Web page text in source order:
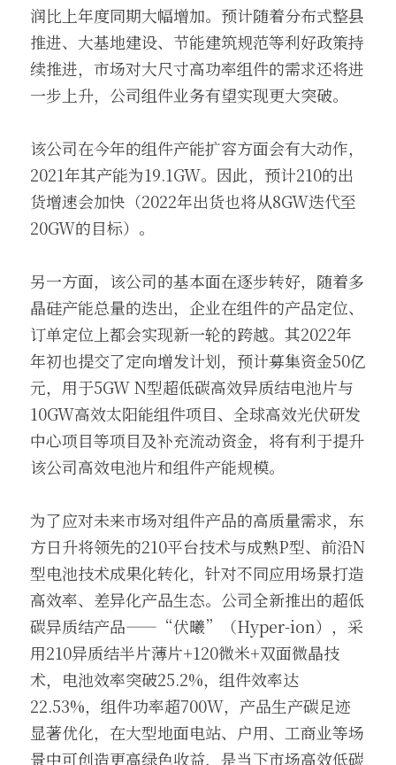
润比上年度同期大幅增加。预计随着分布式整县
推进、大基地建设、节能建筑规范等利好政策持
续推进，市场对大尺寸高功率组件的需求还将进
一步上升，公司组件业务有望实现更大突破。
该公司在今年的组件产能扩容方面会有大动作，
2021年其产能为19.1GW。因此，预计210的出
货增速会加快（2022年出货也将从8GW迭代至
20GW的目标）。
另一方面，该公司的基本面在逐步转好，随着多
晶硅产能总量的迭出，企业在组件的产品定位、
订单定位上都会实现新一轮的跨越。其2022年
年初也提交了定向增发计划，预计募集资金50亿
元，用于5GW N型超低碳高效异质结电池片与
10GW高效太阳能组件项目、全球高效光伏研发
中心项目等项目及补充流动资金，将有利于提升
该公司高效电池片和组件产能规模。
为了应对未来市场对组件产品的高质量需求，东
方日升将领先的210平台技术与成熟P型、前沿N
型电池技术成果化转化，针对不同应用场景打造
高效率、差异化产品生态。公司全新推出的超低
碳异质结产品——“伏曦”（Hyper-ion），采
用210异质结半片薄片+120微米+双面微晶技
术，电池效率突破25.2%，组件效率达
22.53%，组件功率超700W，产品生产碳足迹
显著优化，在大型地面电站、户用、工商业等场
景中可创造更高绿色收益，是当下市场高效低碳